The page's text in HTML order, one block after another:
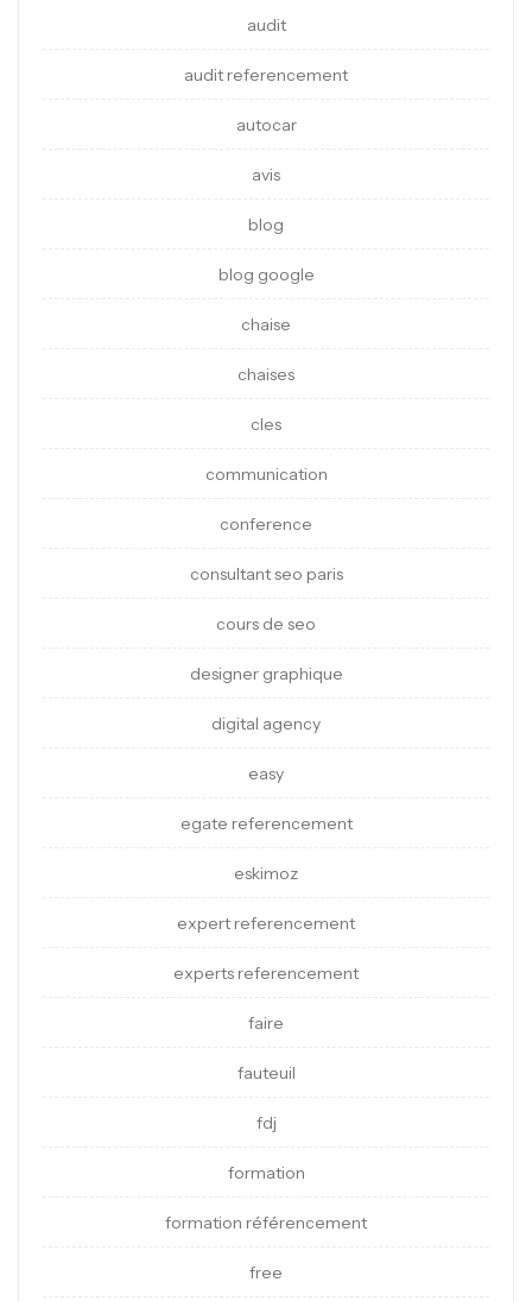
audit
audit referencement
autocar
avis
blog
blog google
chaise
chaises
cles
communication
conference
consultant seo paris
cours de seo
designer graphique
digital agency
easy
egate referencement
eskimoz
expert referencement
experts referencement
faire
fauteuil
fdj
formation
formation référencement
free